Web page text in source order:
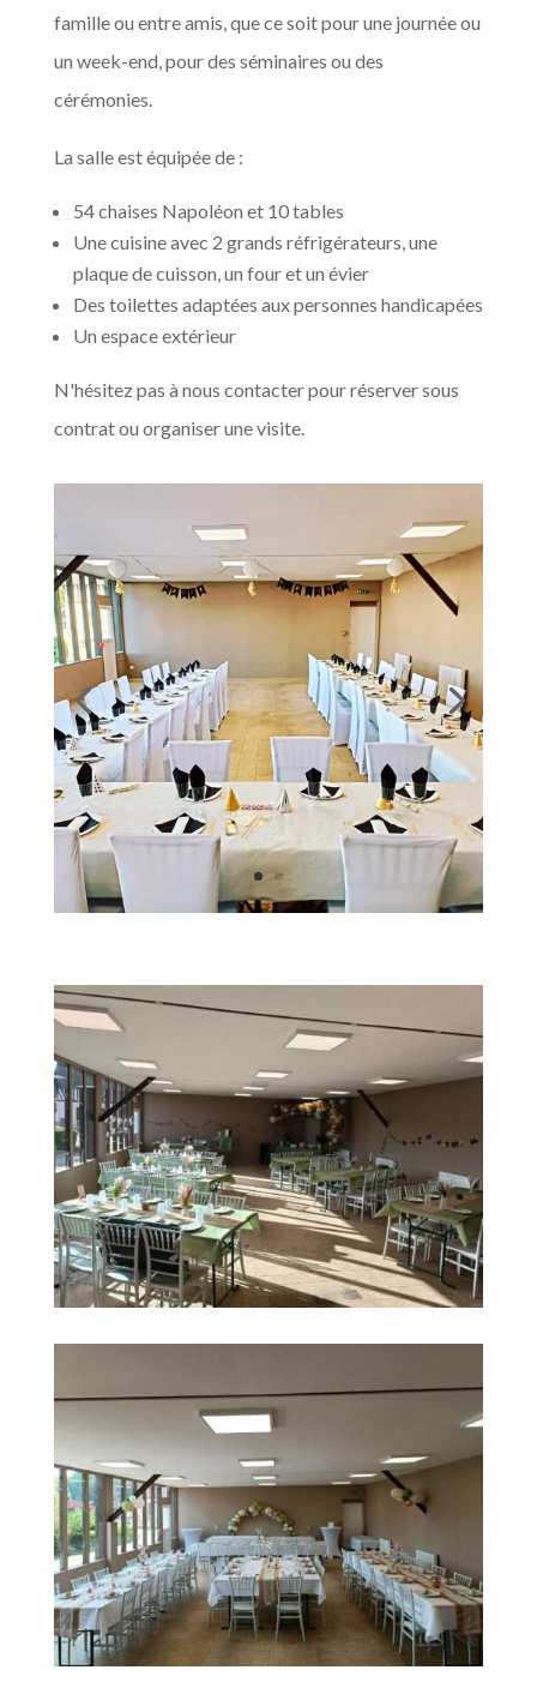
famille ou entre amis, que ce soit pour une journée ou
un week-end, pour des séminaires ou des
cérémonies.
La salle est équipée de :
54 chaises Napoléon et 10 tables
Une cuisine avec 2 grands réfrigérateurs, une
plaque de cuisson, un four et un évier
Des toilettes adaptées aux personnes handicapées
Un espace extérieur
N'hésitez pas à nous contacter pour réserver sous
contrat ou organiser une visite.